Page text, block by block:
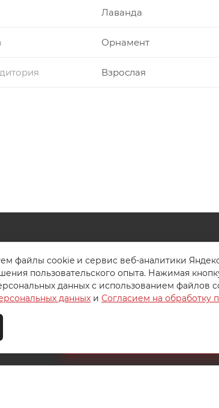
Лаванда
Орнамент
Взрослая
8 (800) 200-85-10
info@ivanovotextil.ru
г. Москва,
файлы cookie и сервис веб-аналитики
пользовательского опыта. Нажимая
данных с использованием файлов
данных и Согласием на обработку